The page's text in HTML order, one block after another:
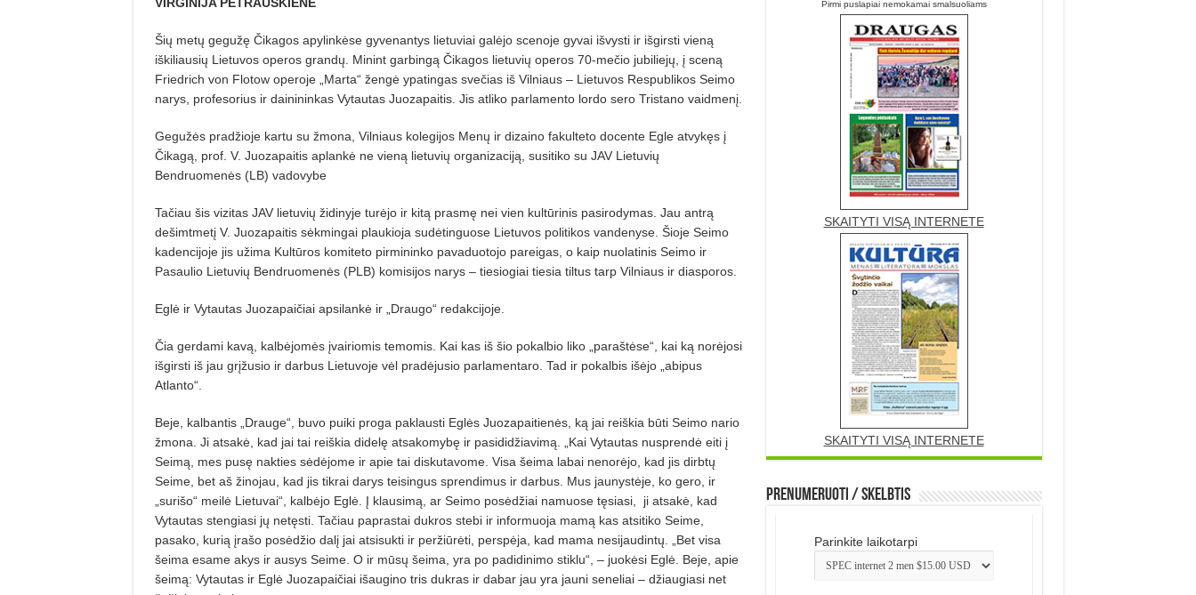
Šių metų gegužę Čikagos apylinkėse gyvenantys lietuviai galėjo scenoje gyvai išvysti ir išgirsti vieną
iškiliausių Lietuvos operos grandų. Minint garbingą Čikagos lietuvių operos 70-mečio jubiliejų, į sceną
Friedrich von Flotow operoje „Marta“ žengė ypatingas svečias iš Vilniaus – Lietuvos Respublikos Seimo
narys, profesorius ir dainininkas Vytautas Juozapaitis. Jis atliko parlamento lordo sero Tristano vaidmenį.
Gegužės pradžioje kartu su žmona, Vilniaus kolegijos Menų ir dizaino fakulteto docente Egle atvykęs į
Čikagą, prof. V. Juozapaitis aplankė ne vieną lietuvių organizaciją, susitiko su JAV Lietuvių
Bendruomenės (LB) vadovybe
Tačiau šis vizitas JAV lietuvių židinyje turėjo ir kitą prasmę nei vien kultūrinis pasirodymas. Jau antrą
dešimtmetį V. Juozapaitis sėkmingai plaukioja sudėtinguose Lietuvos politikos vandenyse. Šioje Seimo
kadencijoje jis užima Kultūros komiteto pirmininko pavaduotojo pareigas, o kaip nuolatinis Seimo ir
Pasaulio Lietuvių Bendruomenės (PLB) komisijos narys – tiesiogiai tiesia tiltus tarp Vilniaus ir diasporos.
Eglė ir Vytautas Juozapaičiai apsilankė ir „Draugo“ redakcijoje.
Čia gerdami kavą, kalbėjomės įvairiomis temomis. Kai kas iš šio pokalbio liko „paraštėse“, kai ką norėjosi
išgirsti iš jau grįžusio ir darbus Lietuvoje vėl pradėjusio parlamentaro. Tad ir pokalbis išėjo „abipus
Atlanto“.
Beje, kalbantis „Drauge“, buvo puiki proga paklausti Eglės Juozapaitienės, ką jai reiškia būti Seimo nario
žmona. Ji atsakė, kad jai tai reiškia didelę atsakomybę ir pasididžiavimą. „Kai Vytautas nusprendė eiti į
Seimą, mes pusę nakties sėdėjome ir apie tai diskutavome. Visa šeima labai nenorėjo, kad jis dirbtų
Seime, bet aš žinojau, kad jis tikrai darys teisingus sprendimus ir darbus. Mus jaunystėje, ko gero, ir
„surišo“ meilė Lietuvai“, kalbėjo Eglė. Į klausimą, ar Seimo posėdžiai namuose tęsiasi, ji atsakė, kad
Vytautas stengiasi jų netęsti. Tačiau paprastai dukros stebi ir informuoja mamą kas atsitiko Seime,
pasako, kurią įrašo posėdžio dalį jai atsisukti ir peržiūrėti, perspėja, kad mama nesijaudintų. „Bet visa
šeima esame akys ir ausys Seime. O ir mūsų šeima, yra po padidinimo stiklu“, – juokėsi Eglė. Beje, apie
šeimą: Vytautas ir Eglė Juozapaičiai išaugino tris dukras ir dabar jau yra jauni seneliai – džiaugiasi net
Pirmi puslapiai nemokamai smalsuoliams
SKAITYTI VISĄ INTERNETE
SKAITYTI VISĄ INTERNETE
Prenumeruoti / Skelbtis
Parinkite laikotarpi